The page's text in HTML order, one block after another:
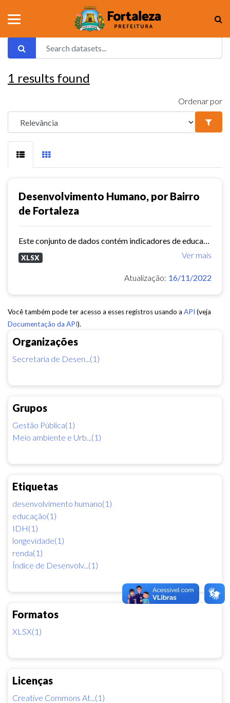
Organizações
Secretaria de Desen...(1)
Grupos
Gestão Pública(1)
Meio ambiente e Urb...(1)
Etiquetas
desenvolvimento humano(1)
educação(1)
IDH(1)
longevidade(1)
renda(1)
Índice de Desenvolv...(1)
Formatos
XLSX(1)
Licenças
Creative Commons At...(1)
1 results found
Ordenar por
Desenvolvimento Humano, por Bairro
de Fortaleza
Ver mais
XLSX
Atualização: 16/11/2022
Você também pode ter acesso a esses registros usando a API (veja
Documentação da API).